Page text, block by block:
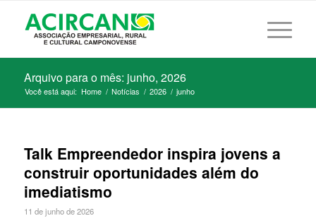
Arquivo para o mês: junho, 2026
Você está aqui: Home / Notícias / 2026 / junho
Talk Empreendedor inspira jovens a
construir oportunidades além do
imediatismo
11 de junho de 2026